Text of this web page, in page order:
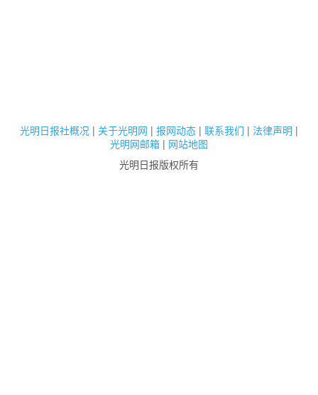
光明日报社概况 | 关于光明网 | 报网动态 | 联系我们 | 法律声明 |
光明网邮箱 | 网站地图
光明日报版权所有